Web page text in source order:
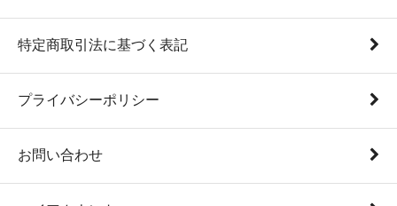
特定商取引法に基づく表記
プライバシーポリシー
お問い合わせ